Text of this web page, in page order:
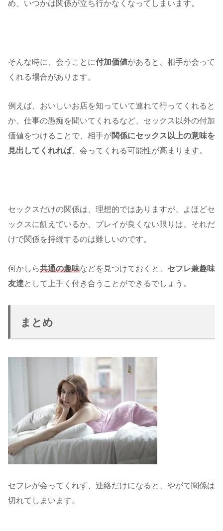
め、いつかは関係が立ち行かなくなってしまいます。
そんな時に、会うことに付加価値があると、相手が会って
くれる場合があります。
例えば、おいしいお店を知っていて連れて行ってくれると
か、仕事の愚痴を聞いてくれるなど、セックス以外の付加
価値をつけることで、相手が関係にセックス以上の意味を
見出してくれれば、会ってくれる可能性が高まります。
セックスだけの関係は、理想的ではありますが、よほどセ
ックスに飢えているか、プレイが良くない限りは、それだ
けで関係を持続するのは難しいのです。
何かしら共通の趣味などを見つけておくと、 セフレ兼趣味
友達 として上手く付き合うことができるでしょう。
まとめ
セフレが会ってくれず、連絡だけになると、やがて関係は
切れてしまいます。